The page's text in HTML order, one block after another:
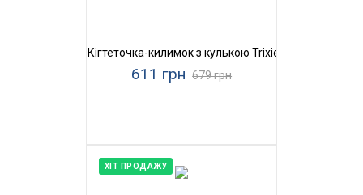
Кігтеточка-килимок з кулькою Trixie
611 грн 679 грн
ХІТ ПРОДАЖУ